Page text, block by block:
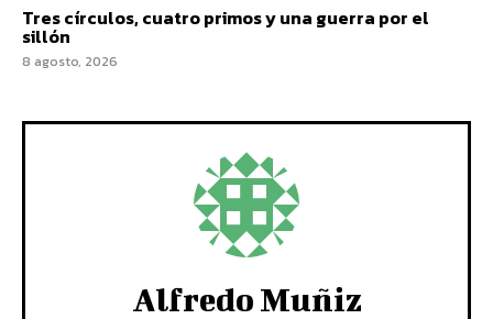
Tres círculos, cuatro primos y una guerra por el
sillón
8 agosto, 2026
Alfredo Muñiz